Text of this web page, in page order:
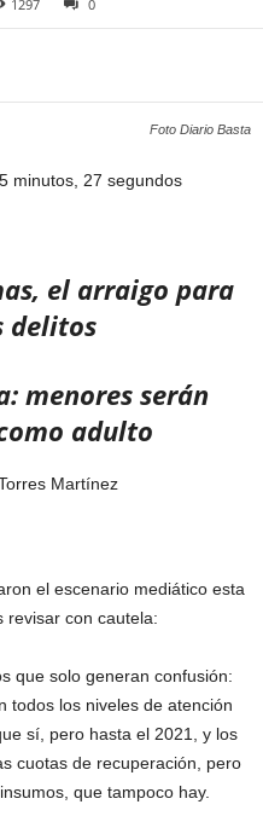
1297 0
Foto Diario Basta
minutos, 27 segundos
el arraigo para
delitos
menores serán
adulto
Martínez
el escenario mediático esta
revisar con cautela:
que solo generan confusión:
todos los niveles de atención
sí, pero hasta el 2021, y los
cuotas de recuperación, pero
que tampoco hay.